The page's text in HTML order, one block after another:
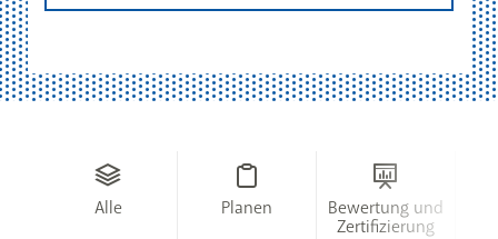
Alle Planen
Bewertung und
Zertifizierung